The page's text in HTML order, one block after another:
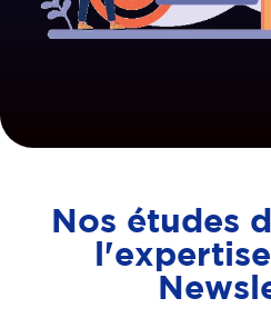
Nos études